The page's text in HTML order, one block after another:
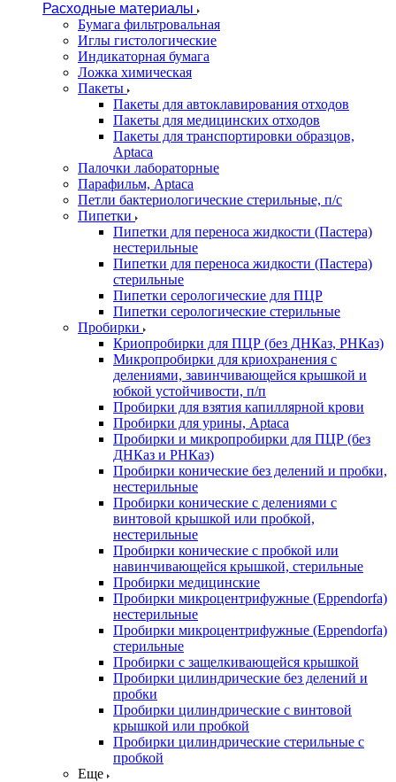
Расходные материалы
Бумага фильтровальная
Иглы гистологические
Индикаторная бумага
Ложка химическая
Пакеты
Пакеты для автоклавирования отходов
Пакеты для медицинских отходов
Пакеты для транспортировки образцов,
Aptaca
Палочки лабораторные
Парафильм, Aptaca
Петли бактериологические стерильные, п/с
Пипетки
Пипетки для переноса жидкости (Пастера)
нестерильные
Пипетки для переноса жидкости (Пастера)
стерильные
Пипетки серологические для ПЦР
Пипетки серологические стерильные
Пробирки
Криопробирки для ПЦР (без ДНКаз, РНКаз)
Микропробирки для криохранения с
делениями, завинчивающейся крышкой и
юбкой устойчивости, п/п
Пробирки для взятия капиллярной крови
Пробирки для урины, Aptaca
Пробирки и микропробирки для ПЦР (без
ДНКаз и РНКаз)
Пробирки конические без делений и пробки,
нестерильные
Пробирки конические с делениями с
винтовой крышкой или пробкой,
нестерильные
Пробирки конические с пробкой или
навинчивающейся крышкой, стерильные
Пробирки медицинские
Пробирки микроцентрифужные (Eppendorfа)
нестерильные
Пробирки микроцентрифужные (Eppendorfа)
стерильные
Пробирки с защелкивающейся крышкой
Пробирки цилиндрические без делений и
пробки
Пробирки цилиндрические с винтовой
крышкой или пробкой
Пробирки цилиндрические стерильные с
пробкой
Еще